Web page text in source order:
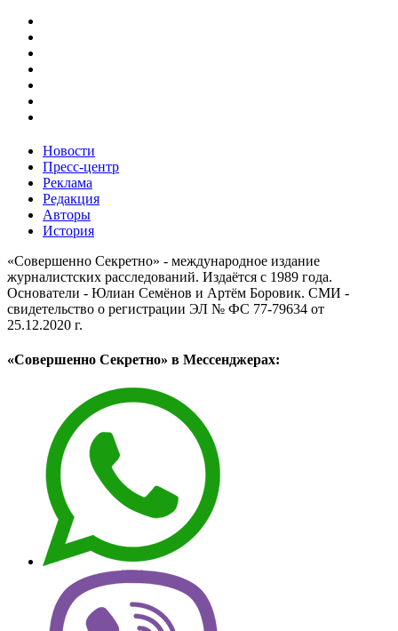
Новости
Пресс-центр
Реклама
Редакция
Авторы
История
«Совершенно Секретно» - международное издание
журналистских расследований. Издаётся с 1989 года.
Основатели - Юлиан Семёнов и Артём Боровик. CМИ -
свидетельство о регистрации ЭЛ № ФС 77-79634 от
25.12.2020 г.
«Совершенно Секретно» в Мессенджерах: